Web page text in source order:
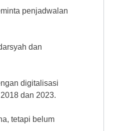
penjadwalan
dan
digitalisasi
dan 2023.
tetapi belum